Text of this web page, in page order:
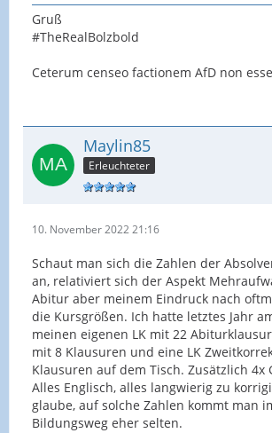
Gruß
#TheRealBolzbold
Ceterum censeo factionem AfD non
Maylin85
Erleuchteter
10. November 2022 21:16
Schaut man sich die Zahlen der
an, relativiert sich der Aspekt
Abitur aber meinem Eindruck nach
die Kursgrößen. Ich hatte letztes Jahr
meinen eigenen LK mit 22
mit 8 Klausuren und eine LK
Klausuren auf dem Tisch. Zusätzlich 4x
Alles Englisch, alles langwierig zu
glaube, auf solche Zahlen kommt man
Bildungsweg eher selten.